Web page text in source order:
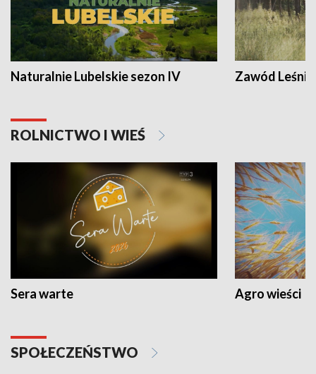
Naturalnie Lubelskie sezon IV Zawód Leśnik
ROLNICTWO I WIEŚ
Sera warte Agro wieści
SPOŁECZEŃSTWO